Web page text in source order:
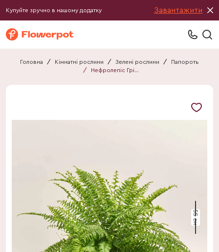
Купуйте зручно в нашому додатку Завантажити
Головна / Кімнатні рослини / Зелені рослини /
Папороть
/
Нефролепіс Грін Моментс
55 см